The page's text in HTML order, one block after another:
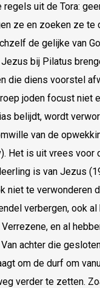
regels uit de Tora:
ze en zoeken ze te
de gelijke van
bij Pilatus
die diens voorstel
joden focust niet
belijdt, wordt
van de
Het is uit vrees
is van Jezus
niet te verwonderen
verbergen, ook
en al
achter die
om de durf om
verder te zetten.